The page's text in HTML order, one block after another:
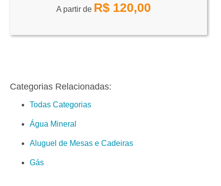
A partir de R$ 120,00
Categorias Relacionadas:
Todas Categorias
Água Mineral
Aluguel de Mesas e Cadeiras
Gás